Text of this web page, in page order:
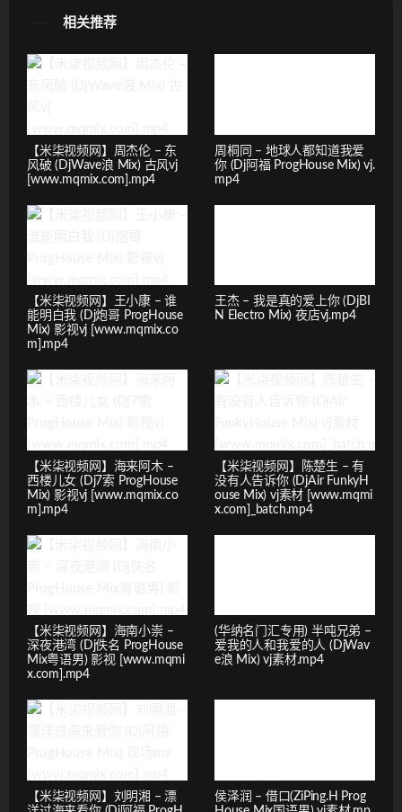
相关推荐
【米柒视频网】周杰伦 – 东
风破 (DjWave浪 Mix) 古风vj
[www.mqmix.com].mp4
周桐同 – 地球人都知道我爱
你 (Dj阿福 ProgHouse Mix) vj.
mp4
【米柒视频网】王小康 – 谁
能明白我 (Dj炮哥 ProgHouse
Mix) 影视vj [www.mqmix.co
m].mp4
王杰 – 我是真的爱上你 (DjBI
N Electro Mix) 夜店vj.mp4
【米柒视频网】海来阿木 –
西楼儿女 (Dj7索 ProgHouse
Mix) 影视vj [www.mqmix.co
m].mp4
【米柒视频网】陈楚生 – 有
没有人告诉你 (DjAir FunkyH
ouse Mix) vj素材 [www.mqmi
x.com]_batch.mp4
【米柒视频网】海南小崇 –
深夜港湾 (Dj佚名 ProgHouse
Mix粤语男) 影视 [www.mqmi
x.com].mp4
(华纳名门汇专用) 半吨兄弟 –
爱我的人和我爱的人 (DjWav
e浪 Mix) vj素材.mp4
【米柒视频网】刘明湘 – 漂
侯泽润 – 借口(ZiPing.H Prog